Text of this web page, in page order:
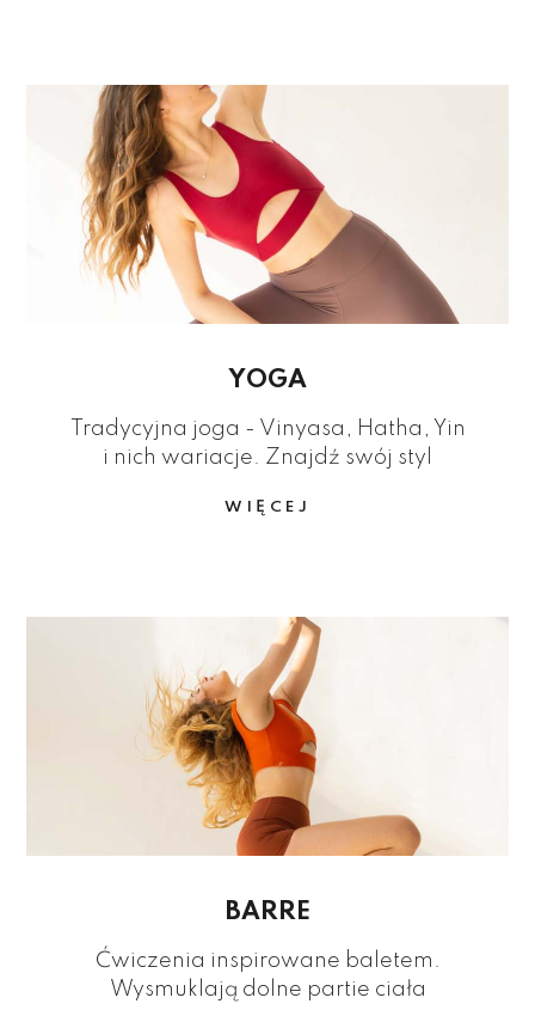
YOGA
Tradycyjna joga - Vinyasa, Hatha, Yin
i nich wariacje. Znajdź swój styl
WIĘCEJ
BARRE
Ćwiczenia inspirowane baletem.
Wysmuklają dolne partie ciała